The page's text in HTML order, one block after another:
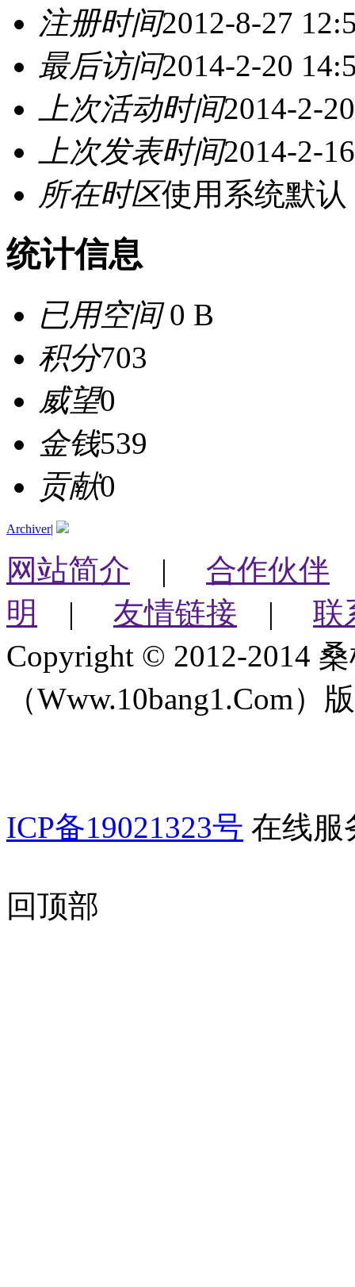
注册时间2012-8-27
最后访问2014-2-20
上次活动时间2014-2-
上次发表时间2014-2-
所在时区使用系统默认
统计信息
已用空间0 B
积分703
威望0
金钱539
贡献0
Archiver|
网站简介 | 合作伙伴
明
| 友情链接 | 联
Copyright © 2012-2014
（Www.10bang1.Com）
ICP备19021323号 在线服
回顶部